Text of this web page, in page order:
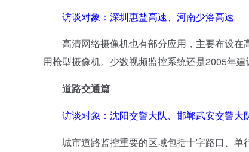
访谈对象：深圳惠盐高速、河南少洛高速
高清网络摄像机也有部分应用，主要布设在
用枪型摄像机。少数视频监控系统还是2005年建
道路交通篇
访谈对象：沈阳交警大队、邯郸武安交警大
城市道路监控重要的区域包括十字路口、单